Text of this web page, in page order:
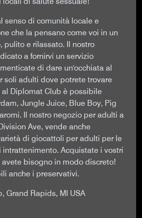
senso di comunità locale e
che la pensano come voi in un
pulito e rilassato. Il nostro
a fornirvi un servizio
di dare un'occhiata al
soli adulti dove potrete trovare
Diplomat Club è possibile
Jungle Juice, Blue Boy, Pig
Il nostro negozio per adulti a
Ave, vende anche
di giocattoli per adulti per le
Acquistate i vostri
bisogno in modo discreto!
anche i preservativi.
Grand Rapids, MI USA